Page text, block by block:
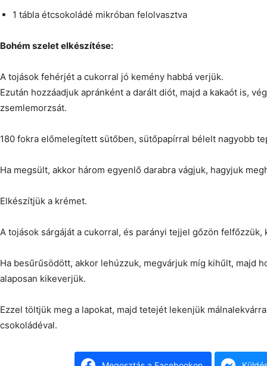
1 tábla étcsokoládé mikróban felolvasztva
Bohém szelet elkészítése:
A tojások fehérjét a cukorral jó kemény habbá verjük.
Ezután hozzáadjuk apránként a darált diót, majd a kakaót is,
zsemlemorzsát.
180 fokra előmelegített sütőben, sütőpapírral bélelt nagyobb
Ha megsült, akkor három egyenlő darabra vágjuk, hagyjuk
Elkészítjük a krémet.
A tojások sárgáját a cukorral, és parányi tejjel gőzön felfőzzük,
Ha besűrűsödött, akkor lehúzzuk, megvárjuk míg kihűlt, majd
alaposan kikeverjük.
Ezzel töltjük meg a lapokat, majd tetejét lekenjük
csokoládéval.